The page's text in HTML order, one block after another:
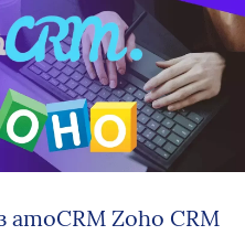
amoCRM Zoho CRM